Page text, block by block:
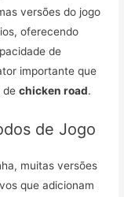
versões do jogo
oferecendo
de
importante que
dechicken road.
de Jogo
muitas versões
que adicionam